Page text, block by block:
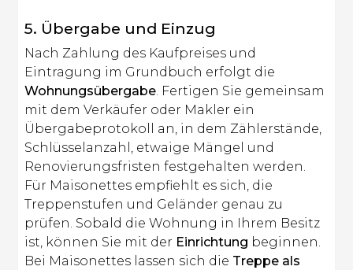
5. Übergabe und Einzug
Nach Zahlung des Kaufpreises und
Eintragung im Grundbuch erfolgt die
Wohnungsübergabe. Fertigen Sie gemeinsam
mit dem Verkäufer oder Makler ein
Übergabeprotokoll an, in dem Zählerstände,
Schlüsselanzahl, etwaige Mängel und
Renovierungsfristen festgehalten werden.
Für Maisonettes empfiehlt es sich, die
Treppenstufen und Geländer genau zu
prüfen. Sobald die Wohnung in Ihrem Besitz
ist, können Sie mit der Einrichtung beginnen.
Bei Maisonettes lassen sich die Treppe als